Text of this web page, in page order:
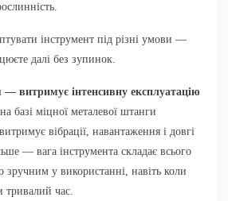
інструмент під різні умови —
далі без зупинок.
— витримує інтенсивну експлуатацію
базі міцної металевої штанги
вібрації, навантаження і довгі
— вага інструмента складає всього
зручним у використанні, навіть коли
тривалий час.